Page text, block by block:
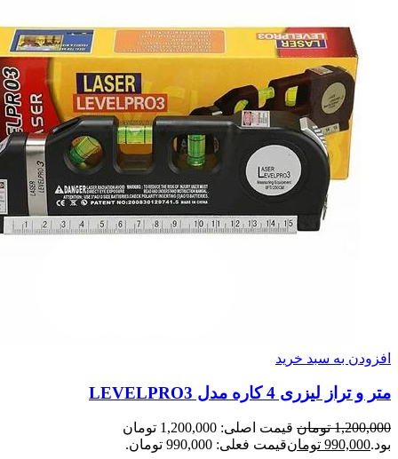
افزودن به سبد خرید
متر و تراز لیزری 4 کاره مدل LEVELPRO3
1,200,000 تومان
قیمت اصلی: 1,200,000 تومان
بود.990,000 تومانقیمت فعلی: 990,000 تومان.